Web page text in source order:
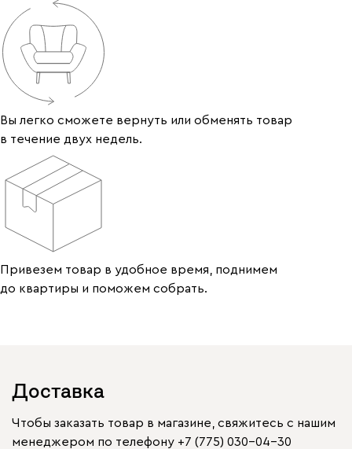
Вы легко сможете вернуть или обменять товар
в течение двух недель.
Привезем товар в удобное время, поднимем
до квартиры и поможем собрать.
Доставка
Чтобы заказать товар в магазине, свяжитесь с нашим
менеджером по телефону +7 (775) 030-04-30